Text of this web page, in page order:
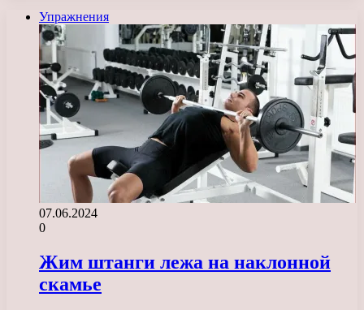
Упражнения
07.06.2024
0
Жим штанги лежа на наклонной
скамье